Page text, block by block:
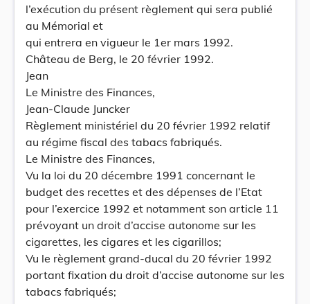
l’exécution du présent règlement qui sera publié
au Mémorial et
qui entrera en vigueur le 1er mars 1992.
Château de Berg, le 20 février 1992.
Jean
Le Ministre des Finances,
Jean-Claude Juncker
Règlement ministériel du 20 février 1992 relatif
au régime fiscal des tabacs fabriqués.
Le Ministre des Finances,
Vu la loi du 20 décembre 1991 concernant le
budget des recettes et des dépenses de l’Etat
pour l’exercice 1992 et notamment son article 11
prévoyant un droit d’accise autonome sur les
cigarettes, les cigares et les cigarillos;
Vu le règlement grand-ducal du 20 février 1992
portant fixation du droit d’accise autonome sur les
tabacs fabriqués;